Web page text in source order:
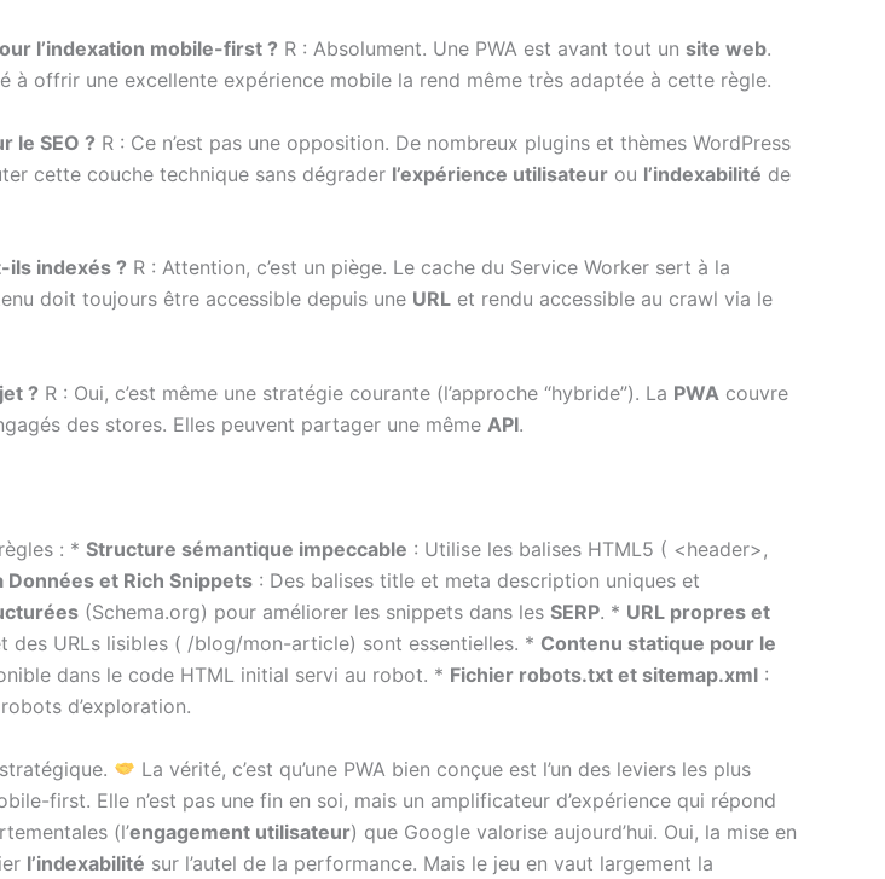
l’indexation mobile-first ? R : Absolument. Une PWA est avant tout un site web.
à offrir une excellente expérience mobile la rend même très adaptée à cette règle.
le SEO ? R : Ce n’est pas une opposition. De nombreux plugins et thèmes WordPress
cette couche technique sans dégrader l’expérience utilisateur ou l’indexabilité de
ils indexés ? R : Attention, c’est un piège. Le cache du Service Worker sert à la
doit toujours être accessible depuis une URL et rendu accessible au crawl via le
? R : Oui, c’est même une stratégie courante (l’approche “hybride”). La PWA couvre
des stores. Elles peuvent partager une même API.
: * Structure sémantique impeccable : Utilise les balises HTML5 ( <header>,
Données et Rich Snippets : Des balises title et meta description uniques et
(Schema.org) pour améliorer les snippets dans les SERP. * URL propres et
des URLs lisibles ( /blog/mon-article) sont essentielles. * Contenu statique pour le
dans le code HTML initial servi au robot. * Fichier robots.txt et sitemap.xml :
d’exploration.
La vérité, c’est qu’une PWA bien conçue est l’un des leviers les plus
first. Elle n’est pas une fin en soi, mais un amplificateur d’expérience qui répond
(l’engagement utilisateur) que Google valorise aujourd’hui. Oui, la mise en
l’indexabilité sur l’autel de la performance. Mais le jeu en vaut largement la